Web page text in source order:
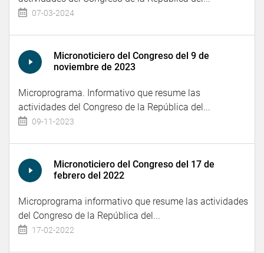
07-03-2024
Micronoticiero del Congreso del 9 de
noviembre de 2023
Microprograma. Informativo que resume las
actividades del Congreso de la República del...
09-11-2023
Micronoticiero del Congreso del 17 de
febrero del 2022
Microprograma informativo que resume las actividades
del Congreso de la República del...
17-02-2022